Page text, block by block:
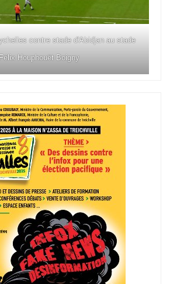
contre stade d'Abidjan au stade
Houphouët Boigny